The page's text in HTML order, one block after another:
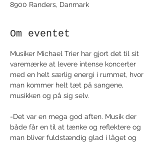
8900 Randers, Danmark
Om eventet
Musiker Michael Trier har gjort det til sit
varemærke at levere intense koncerter
med en helt særlig energi i rummet, hvor
man kommer helt tæt på sangene,
musikken og på sig selv.
-Det var en mega god aften. Musik der
både får en til at tænke og reflektere og
man bliver fuldstændig glad i låget og